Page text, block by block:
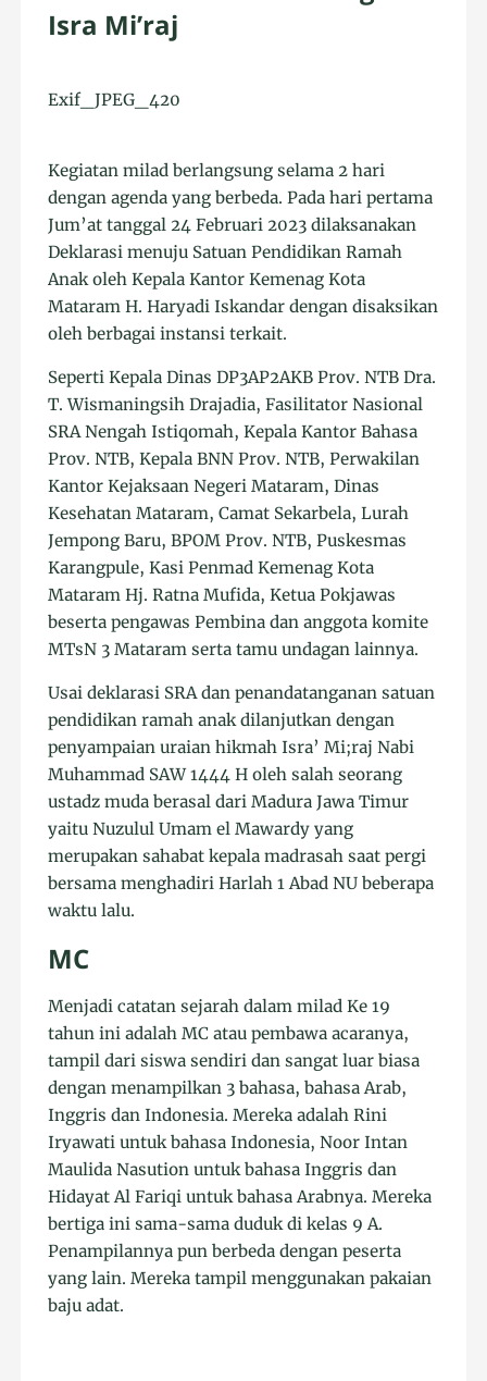
Isra Mi’raj
Exif_JPEG_420
Kegiatan milad berlangsung selama 2 hari
dengan agenda yang berbeda. Pada hari pertama
Jum’at tanggal 24 Februari 2023 dilaksanakan
Deklarasi menuju Satuan Pendidikan Ramah
Anak oleh Kepala Kantor Kemenag Kota
Mataram H. Haryadi Iskandar dengan disaksikan
oleh berbagai instansi terkait.
Seperti Kepala Dinas DP3AP2AKB Prov. NTB Dra.
T. Wismaningsih Drajadia, Fasilitator Nasional
SRA Nengah Istiqomah, Kepala Kantor Bahasa
Prov. NTB, Kepala BNN Prov. NTB, Perwakilan
Kantor Kejaksaan Negeri Mataram, Dinas
Kesehatan Mataram, Camat Sekarbela, Lurah
Jempong Baru, BPOM Prov. NTB, Puskesmas
Karangpule, Kasi Penmad Kemenag Kota
Mataram Hj. Ratna Mufida, Ketua Pokjawas
beserta pengawas Pembina dan anggota komite
MTsN 3 Mataram serta tamu undagan lainnya.
Usai deklarasi SRA dan penandatanganan satuan
pendidikan ramah anak dilanjutkan dengan
penyampaian uraian hikmah Isra’ Mi;raj Nabi
Muhammad SAW 1444 H oleh salah seorang
ustadz muda berasal dari Madura Jawa Timur
yaitu Nuzulul Umam el Mawardy yang
merupakan sahabat kepala madrasah saat pergi
bersama menghadiri Harlah 1 Abad NU beberapa
waktu lalu.
MC
Menjadi catatan sejarah dalam milad Ke 19
tahun ini adalah MC atau pembawa acaranya,
tampil dari siswa sendiri dan sangat luar biasa
dengan menampilkan 3 bahasa, bahasa Arab,
Inggris dan Indonesia. Mereka adalah Rini
Iryawati untuk bahasa Indonesia, Noor Intan
Maulida Nasution untuk bahasa Inggris dan
Hidayat Al Fariqi untuk bahasa Arabnya. Mereka
bertiga ini sama-sama duduk di kelas 9 A.
Penampilannya pun berbeda dengan peserta
yang lain. Mereka tampil menggunakan pakaian
baju adat.